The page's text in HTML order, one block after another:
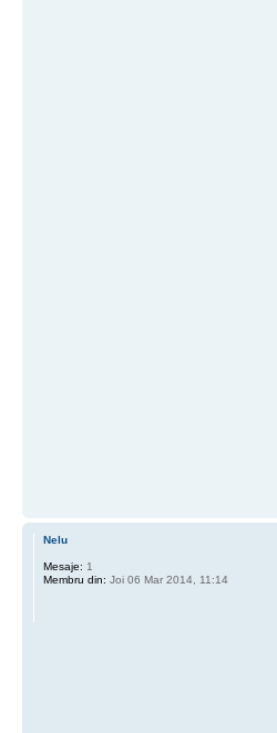
Nelu
Mesaje: 1
Membru din: Joi 06 Mar 2014, 11:14